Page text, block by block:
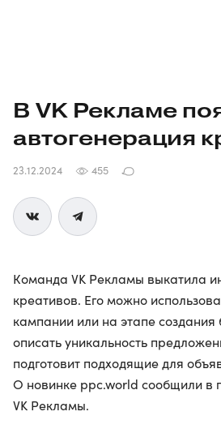
В VK Рекламе
автогенерация
23.12.2024 455
Команда VK Рекламы выкатила
креативов. Его можно
кампании или на этапе создания
описать уникальность
подготовит подходящие для
О новинке ppc.world сообщили в
VK Рекламы.